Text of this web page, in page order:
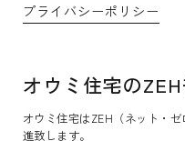
プライバシーポリシー
オウミ住宅の
オウミ住宅はZEH（ネット・
進致します。